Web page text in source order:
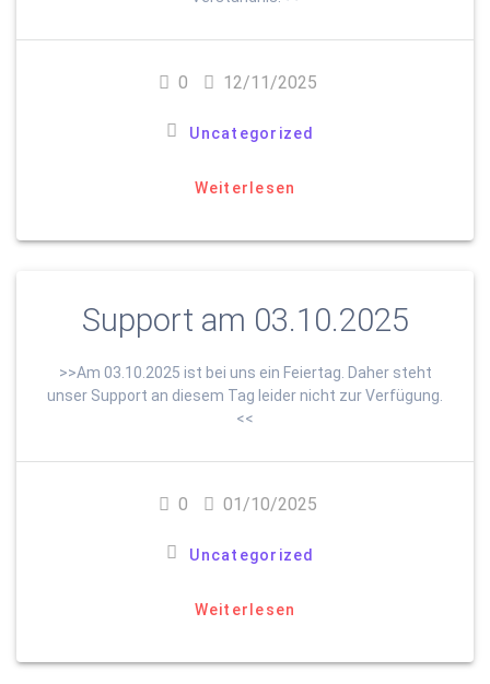
0 12/11/2025
Uncategorized
Weiterlesen
Support am 03.10.2025
>>Am 03.10.2025 ist bei uns ein Feiertag. Daher steht
unser Support an diesem Tag leider nicht zur Verfügung.
<<
0 01/10/2025
Uncategorized
Weiterlesen